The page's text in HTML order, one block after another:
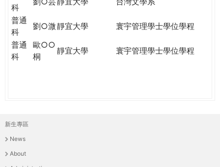
科
普通
科
劉○溦靜宜大學
寰宇管理學士學位學程
普通
科
歐○○
桐
靜宜大學 寰宇管理學士學位學程
主
選
新生專區
News
About